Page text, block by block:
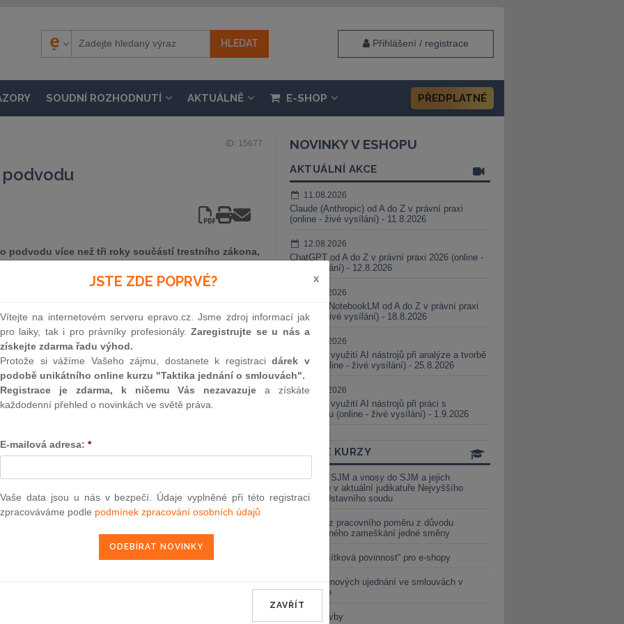
Přihlášení / registrace
SOUDNÍ ROZHODNUTÍ AKTUÁLNĚ E-SHOP PŘEDPLATNÉ
ID: 15677
podvodu více než tři roky součástí trestního zákona,
a mnohdy se o ni dozví až v
ze spáchání tohoto trestného činu.
více než tři roky součástí trestního zákona, mnozí
a mnohdy se o ni dozví až v okamžiku, kdy jim je
činu.
zákona je sankcionovat jednání v oblasti úvěrů, dotací
podle trestného činu podvodu. V souladu s dikcí
dopustí ten, kdo při sjednávání úvěrové smlouvy či v
uvede nepravdivé nebo hrubě zkreslené údaje nebo
stanovena sankce trestu odnětí svobody až na dvě léta
Úvěrového podvodu se dopustí také ten, kdo bez
použije úvěr, subvenci nebo dotaci na jiný než určený
nebo peněžitým trestem bude pachatel potrestán, pokud
škodu nikoli malou. (Škodou nikoli malou je částka
na dvě léta až osm let bude potrestán pachatel, který
člen organizované skupiny nebo spácháním způsobí
nejméně 500.000 Kč) nebo jiný zvlášť závažný
velkého rozsahu (což je škoda dosahující částky nejméně
na pět až dvanáct let.
NOVINKY V ESHOPU
AKTUÁLNÍ AKCE
11.08.2026
Claude (Anthropic) od A do Z v právní praxi
(online - živé vysílání) - 11.8.2026
12.08.2026
ChatGPT od A do Z v právní praxi 2026 (online -
živé vysílání) - 12.8.2026
18.08.2026
Gemini a NotebookLM od A do Z v právní praxi
(online - živé vysílání) - 18.8.2026
25.08.2026
Praktické využití AI nástrojů při analýze a tvorbě
smluv (online - živé vysílání) - 25.8.2026
01.09.2026
Praktické využití AI nástrojů při práci s
judikaturou (online - živé vysílání) - 1.9.2026
ONLINE KURZY
Vnosy ze SJM a vnosy do SJM a jejich
valorizace v aktuální judikatuře Nejvyššího
soudu a Ústavního soudu
Výpověď z pracovního poměru z důvodu
neomluveného zameškání jedné směny
Nová „tlačítková povinnost“ pro e-shopy
Změna cenových ujednání ve smlouvách v
energetice
Černé stavby
JSTE ZDE POPRVÉ? x
Vítejte na internetovém serveru epravo.cz. Jsme zdroj informací jak
pro laiky, tak i pro právníky profesionály.Zaregistrujte se u nás a
získejte zdarma řadu výhod.
Protože si vážíme Vašeho zájmu, dostanete k registracidárek v
podobě unikátního online kurzu "Taktika jednání o smlouvách".
Registrace je zdarma, k ničemu Vás nezavazuje a získáte
každodenní přehled o novinkách ve světě práva.
E-mailová adresa: *
Vaše data jsou u nás v bezpečí. Údaje vyplněné při této registraci
zpracováváme podle podmínek zpracování osobních údajů
ZAVŘÍT